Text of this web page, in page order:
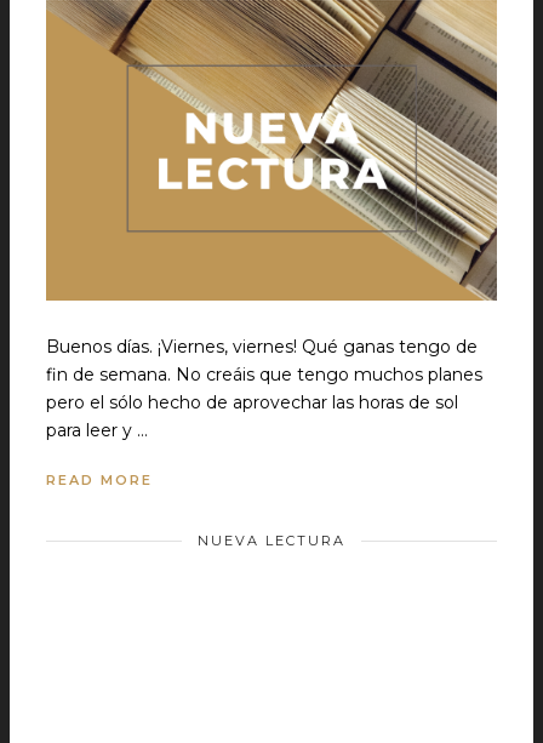
Buenos días. ¡Viernes, viernes! Qué ganas tengo de
fin de semana. No creáis que tengo muchos planes
pero el sólo hecho de aprovechar las horas de sol
para leer y …
READ MORE
NUEVA LECTURA